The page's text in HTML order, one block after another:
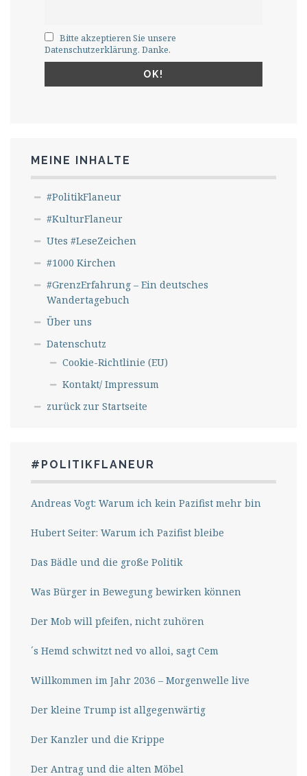
Bitte akzeptieren Sie unsere
Datenschutzerklärung. Danke.
MEINE INHALTE
#PolitikFlaneur
#KulturFlaneur
Utes #LeseZeichen
#1000 Kirchen
#GrenzErfahrung – Ein deutsches
Wandertagebuch
Über uns
Datenschutz
Cookie-Richtlinie (EU)
Kontakt/ Impressum
zurück zur Startseite
#POLITIKFLANEUR
Andreas Vogt: Warum ich kein Pazifist mehr bin
Hubert Seiter: Warum ich Pazifist bleibe
Das Bädle und die große Politik
Was Bürger in Bewegung bewirken können
Der Mob will pfeifen, nicht zuhören
´s Hemd schwitzt ned vo alloi, sagt Cem
Willkommen im Jahr 2036 – Morgenwelle live
Der kleine Trump ist allgegenwärtig
Der Kanzler und die Krippe
Der Antrag und die alten Möbel